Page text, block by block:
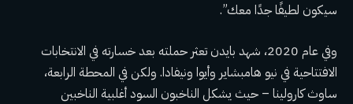
سيكون لطيفًا جدًا معك”.
وفي عام 2020، شهد بايدن تعثر حملته بعد خسارته في الانتخابات
الافتتاحية في نيو هامبشاير وأيوا ونيفادا. ولكن في المحطة الرابعة،
ساوث كارولينا – حيث يشكل الناخبون السود أغلبية الناخبين